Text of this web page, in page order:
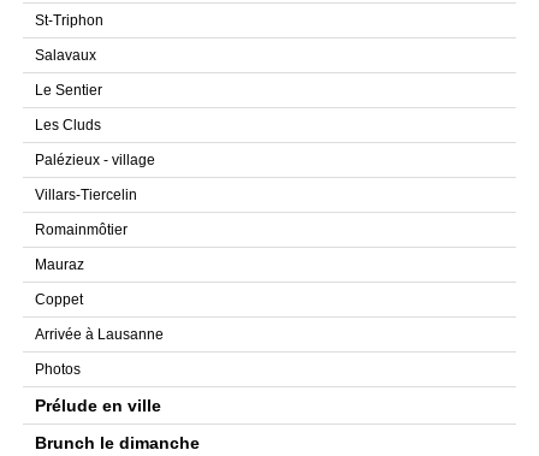
St-Triphon
Salavaux
Le Sentier
Les Cluds
Palézieux - village
Villars-Tiercelin
Romainmôtier
Mauraz
Coppet
Arrivée à Lausanne
Photos
Prélude en ville
Brunch le dimanche